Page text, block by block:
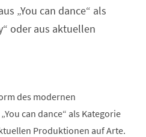
„You can dance“ als
oder aus aktuellen
des modernen
can dance“ als Kategorie
Produktionen auf Arte.